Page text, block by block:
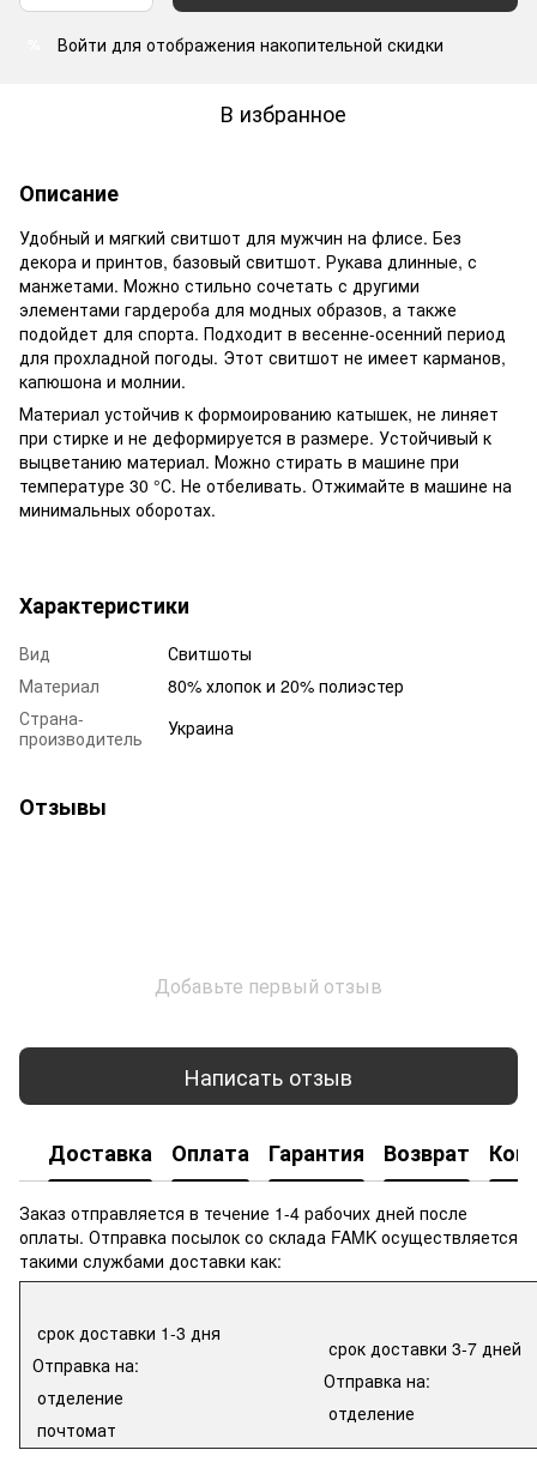
Войти для отображения накопительной скидки
В избранное
Описание
Удобный и мягкий свитшот для мужчин на флисе. Без
декора и принтов, базовый свитшот. Рукава длинные, с
манжетами. Можно стильно сочетать с другими
элементами гардероба для модных образов, а также
подойдет для спорта. Подходит в весенне-осенний период
для прохладной погоды. Этот свитшот не имеет карманов,
капюшона и молнии.
Материал устойчив к формоированию катышек, не линяет
при стирке и не деформируется в размере. Устойчивый к
выцветанию материал. Можно стирать в машине при
температуре 30 °С. Не отбеливать. Отжимайте в машине на
минимальных оборотах.
Характеристики
Вид
Свитшоты
Материал
80% хлопок и 20% полиэстер
Страна-
производитель
Украина
Отзывы
Добавьте первый отзыв
Написать отзыв
Доставка Оплата Гарантия Возврат
Заказ отправляется в течение 1-4 рабочих дней после
оплаты. Отправка посылок со склада FAMK осуществляется
такими службами доставки как:
срок доставки 1-3 дня
Отправка на:
отделение
почтомат
срок доставки 3-7 дней
Отправка на:
отделение